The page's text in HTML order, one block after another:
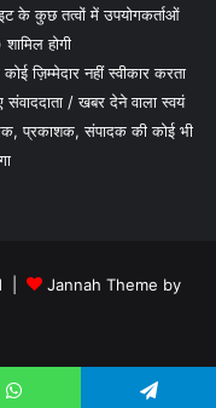
के कुछ तत्वों में उपयोगकर्ताओं
होगी
ज़िम्मेदार नहीं स्वीकार करता
/ खबर देने वाला स्वयं
प्रकाशक, संपादक की कोई भी
|
Jannah Theme by